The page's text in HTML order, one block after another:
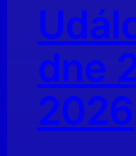
dne
2026